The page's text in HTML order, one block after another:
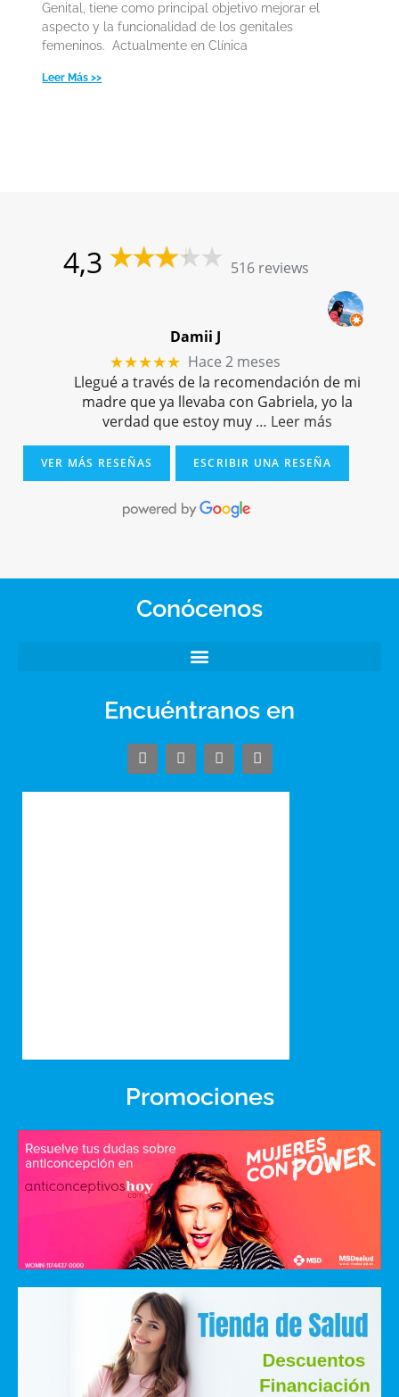
Genital, tiene como principal objetivo mejorar el
aspecto y la funcionalidad de los genitales
femeninos. Actualmente en Clínica
Leer Más >>
4,3 516 reviews
Damii J
★★★★★ Hace 2 meses
Llegué a través de la recomendación de mi
madre que ya llevaba con Gabriela, yo la
verdad que estoy muy … Leer más
VER MÁS RESEÑAS ESCRIBIR UNA RESEÑA
Conócenos
Encuéntranos en
Promociones